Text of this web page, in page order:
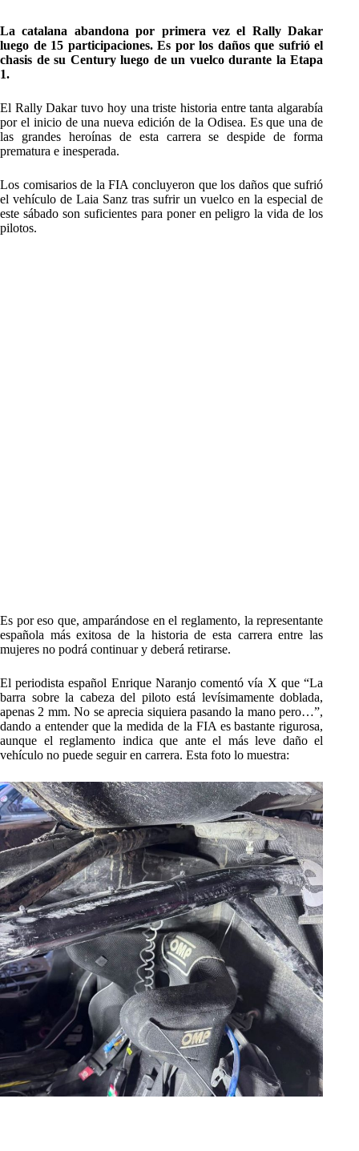
La catalana abandona por primera vez el Rally Dakar
luego de 15 participaciones. Es por los daños que sufrió el
chasis de su Century luego de un vuelco durante la Etapa
1.
El Rally Dakar tuvo hoy una triste historia entre tanta algarabía
por el inicio de una nueva edición de la Odisea. Es que una de
las grandes heroínas de esta carrera se despide de forma
prematura e inesperada.
Los comisarios de la FIA concluyeron que los daños que sufrió
el vehículo de Laia Sanz tras sufrir un vuelco en la especial de
este sábado son suficientes para poner en peligro la vida de los
pilotos.
Es por eso que, amparándose en el reglamento, la representante
española más exitosa de la historia de esta carrera entre las
mujeres no podrá continuar y deberá retirarse.
El periodista español Enrique Naranjo comentó vía X que “La
barra sobre la cabeza del piloto está levísimamente doblada,
apenas 2 mm. No se aprecia siquiera pasando la mano pero…”,
dando a entender que la medida de la FIA es bastante rigurosa,
aunque el reglamento indica que ante el más leve daño el
vehículo no puede seguir en carrera. Esta foto lo muestra: